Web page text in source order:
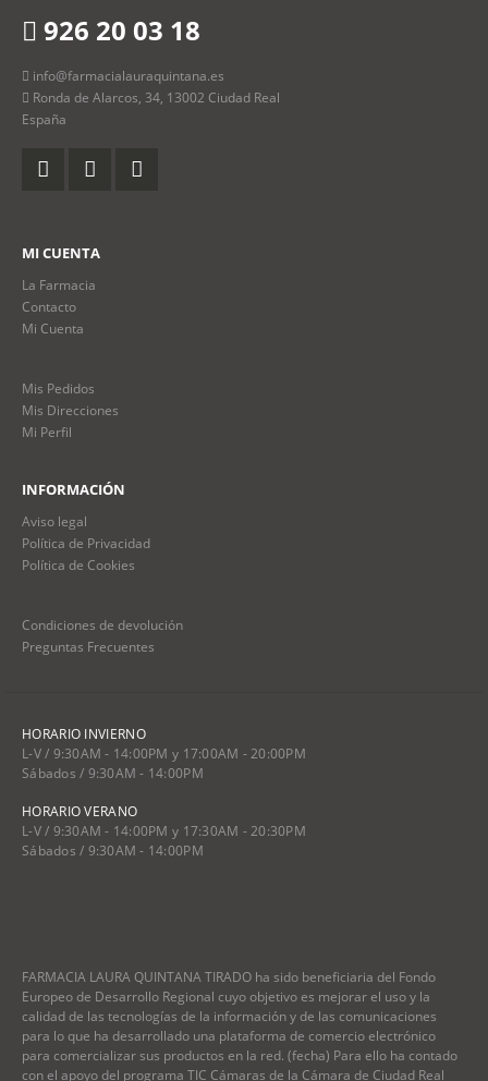
926 20 03 18
info@farmacialauraquintana.es
Ronda de Alarcos, 34, 13002 Ciudad Real
España
MI CUENTA
La Farmacia
Contacto
Mi Cuenta
Mis Pedidos
Mis Direcciones
Mi Perfil
INFORMACIÓN
Aviso legal
Política de Privacidad
Política de Cookies
Condiciones de devolución
Preguntas Frecuentes
HORARIO INVIERNO
L-V / 9:30AM - 14:00PM y 17:00AM - 20:00PM
Sábados / 9:30AM - 14:00PM
HORARIO VERANO
L-V / 9:30AM - 14:00PM y 17:30AM - 20:30PM
Sábados / 9:30AM - 14:00PM
FARMACIA LAURA QUINTANA TIRADO ha sido beneficiaria del Fondo
Europeo de Desarrollo Regional cuyo objetivo es mejorar el uso y la
calidad de las tecnologías de la información y de las comunicaciones
para lo que ha desarrollado una plataforma de comercio electrónico
para comercializar sus productos en la red. (fecha) Para ello ha contado
con el apoyo del programa TIC Cámaras de la Cámara de Ciudad Real